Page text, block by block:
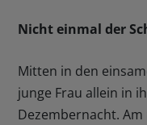
Nicht einmal der
Mitten in den
junge Frau allein in
Dezembernacht.